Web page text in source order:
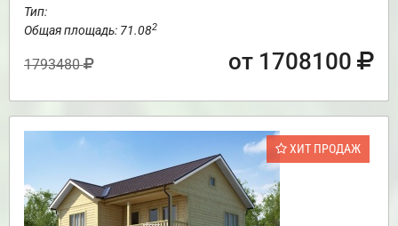
Тип:
Общая площадь: 71.082
1793480 от 1708100
ХИТ ПРОДАЖ